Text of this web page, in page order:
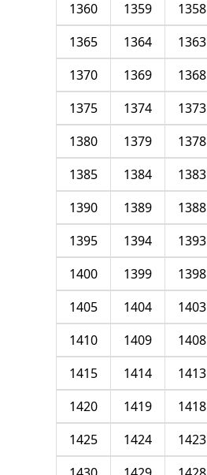
1358
1359
1360
1363
1364
1365
1368
1369
1370
1373
1374
1375
1378
1379
1380
1383
1384
1385
1388
1389
1390
1393
1394
1395
1398
1399
1400
1403
1404
1405
1408
1409
1410
1413
1414
1415
1418
1419
1420
1423
1424
1425